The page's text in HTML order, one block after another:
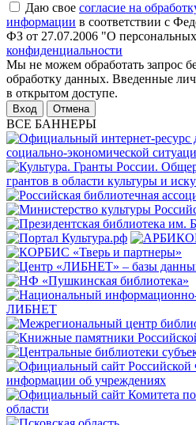
Даю свое согласие на
информации в соответствии с
ФЗ от 27.07.2006 "О
конфиденциальности
Мы не можем обработать запрос
обработку данных. Введенные
в открытом доступе.
Отмена
ВСЕ БАННЕРЫ